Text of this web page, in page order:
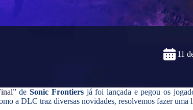
11
” deSonic Frontiersjá foi lançada e pegou os
a DLC traz diversas novidades, resolvemos fazer uma